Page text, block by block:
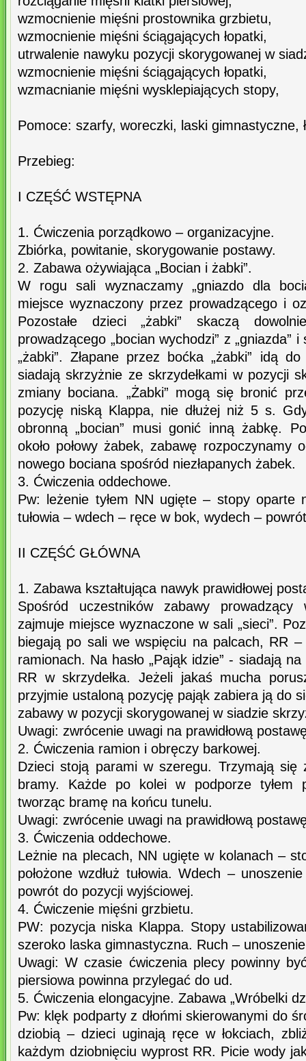
wzmocnienie mięśni prostownika grzbietu,
wzmocnienie mięśni ściągających łopatki,
utrwalenie nawyku pozycji skorygowanej w
wzmocnienie mięśni ściągających łopatki,
wzmacnianie mięśni wysklepiających stopy,
Pomoce: szarfy, woreczki, laski gimnastyczne,
Przebieg:
I CZĘŚĆ WSTĘPNA
1. Ćwiczenia porządkowo – organizacyjne.
Zbiórka, powitanie, skorygowanie postawy.
2. Zabawa ożywiająca „Bocian i żabki”.
W rogu sali wyznaczamy „gniazdo dla
miejsce wyznaczony przez prowadzącego i
Pozostałe dzieci „żabki” skaczą
prowadzącego „bocian wychodzi” z „gniazda”
„żabki”. Złapane przez boćka „żabki” idą
siadają skrzyżnie ze skrzydełkami w pozycji
zmiany bociana. „Żabki” mogą się bronić
pozycję niską Klappa, nie dłużej niż 5 s.
obronną „bocian” musi gonić inną żabkę.
około połowy żabek, zabawę rozpoczynamy
nowego bociana spośród niezłapanych żabek.
3. Ćwiczenia oddechowe.
Pw: leżenie tyłem NN ugięte – stopy oparte
tułowia – wdech – ręce w bok, wydech –
II CZĘŚĆ GŁÓWNA
1. Zabawa kształtująca nawyk prawidłowej
Spośród uczestników zabawy prowadzący
zajmuje miejsce wyznaczone w sali „sieci”.
biegają po sali we wspięciu na palcach, RR –
ramionach. Na hasło „Pająk idzie” - siadają
RR w skrzydełka. Jeżeli jakaś mucha
przyjmie ustaloną pozycję pająk zabiera ją do
zabawy w pozycji skorygowanej w siadzie
Uwagi: zwrócenie uwagi na prawidłową
2. Ćwiczenia ramion i obręczy barkowej.
Dzieci stoją parami w szeregu. Trzymają się
bramy. Każde po kolei w podporze tyłem
tworząc bramę na końcu tunelu.
Uwagi: zwrócenie uwagi na prawidłową
3. Ćwiczenia oddechowe.
Leżnie na plecach, NN ugięte w kolanach –
położone wzdłuż tułowia. Wdech –
powrót do pozycji wyjściowej.
4. Ćwiczenie mięśni grzbietu.
PW: pozycja niska Klappa. Stopy
szeroko laska gimnastyczna. Ruch –
Uwagi: W czasie ćwiczenia plecy powinny
piersiowa powinna przylegać do ud.
5. Ćwiczenia elongacyjne. Zabawa „Wróbelki
Pw: klęk podparty z dłońmi skierowanymi do
dziobią – dzieci uginają ręce w łokciach,
każdym dziobnięciu wyprost RR. Picie wody